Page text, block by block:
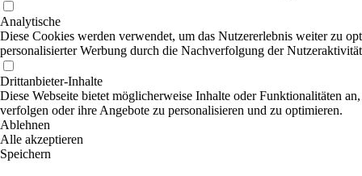
Analytische
Diese Cookies werden verwendet, um das Nutzererlebnis weiter zu
personalisierter Werbung durch die Nachverfolgung der
Drittanbieter-Inhalte
Diese Webseite bietet möglicherweise Inhalte oder Funktionalitäten
verfolgen oder ihre Angebote zu personalisieren und zu optimieren.
Ablehnen
Alle akzeptieren
Speichern